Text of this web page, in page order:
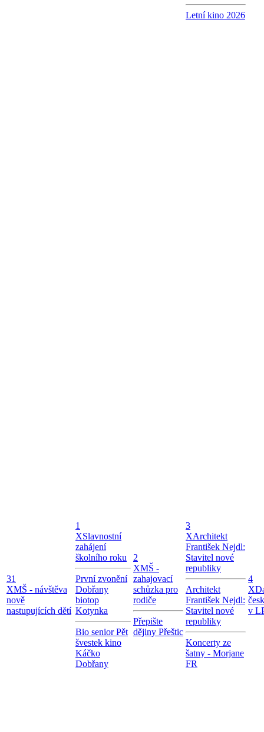
Letní kino 2026
31
XMŠ - návštěva
nově
nastupujících dětí
1
XSlavnostní
zahájení
školního roku
První zvonění
Dobřany
biotop
Kotynka
Bio senior Pět
švestek kino
Káčko
Dobřany
2
XMŠ -
zahajovací
schůzka pro
rodiče
Přepište
dějiny Přeštic
3
XArchitekt
František Nejdl:
Stavitel nové
republiky
Architekt
František Nejdl:
Stavitel nové
republiky
Koncerty ze
šatny - Morjane
FR
4
X
v